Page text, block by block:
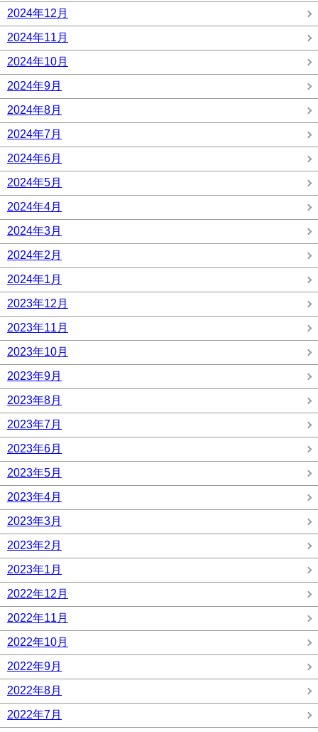
2024年12月
2024年11月
2024年10月
2024年9月
2024年8月
2024年7月
2024年6月
2024年5月
2024年4月
2024年3月
2024年2月
2024年1月
2023年12月
2023年11月
2023年10月
2023年9月
2023年8月
2023年7月
2023年6月
2023年5月
2023年4月
2023年3月
2023年2月
2023年1月
2022年12月
2022年11月
2022年10月
2022年9月
2022年8月
2022年7月